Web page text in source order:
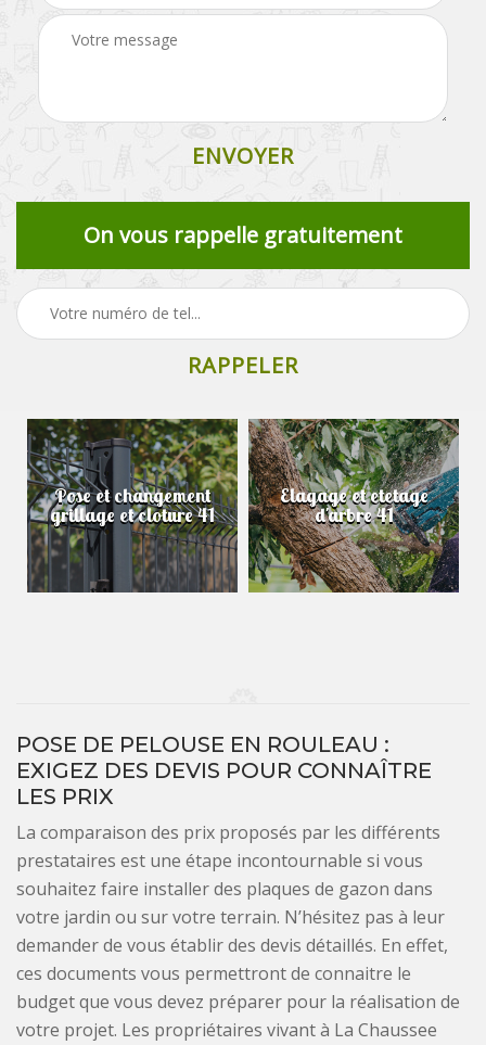
On vous rappelle gratuitement
Pose et changement
grillage et cloture 41
Elagage et etetage
d'arbre 41
POSE DE PELOUSE EN ROULEAU :
EXIGEZ DES DEVIS POUR CONNAÎTRE
LES PRIX
La comparaison des prix proposés par les différents
prestataires est une étape incontournable si vous
souhaitez faire installer des plaques de gazon dans
votre jardin ou sur votre terrain. N’hésitez pas à leur
demander de vous établir des devis détaillés. En effet,
ces documents vous permettront de connaitre le
budget que vous devez préparer pour la réalisation de
votre projet. Les propriétaires vivant à La Chaussee